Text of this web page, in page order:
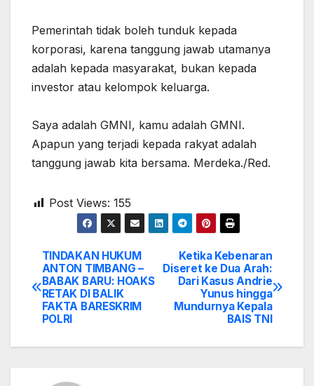
‎Pemerintah tidak boleh tunduk kepada
korporasi, karena tanggung jawab utamanya
adalah kepada masyarakat, bukan kepada
investor atau kelompok keluarga.
‎Saya adalah GMNI, kamu adalah GMNI.
Apapun yang terjadi kepada rakyat adalah
tanggung jawab kita bersama. Merdeka./Red.
Post Views: 155
Post
navigation
Ketika Kebenaran
Diseret ke Dua Arah:
Dari Kasus Andrie
Yunus hingga
Mundurnya Kepala
BAIS TNI
TINDAKAN HUKUM
ANTON TIMBANG –
BABAK BARU: HOAKS
RETAK DI BALIK
FAKTA BARESKRIM
POLRI